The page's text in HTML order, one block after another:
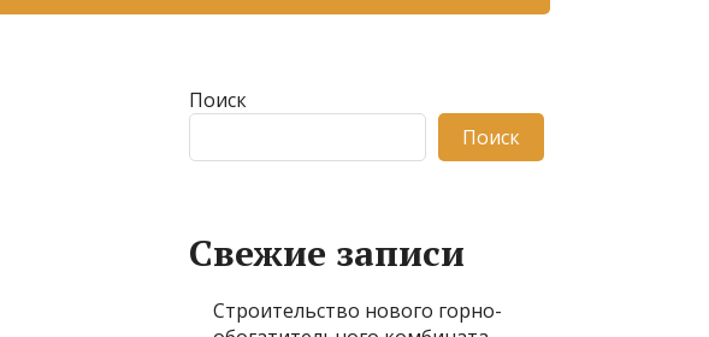
Поиск
Поиск
Свежие записи
Строительство нового горно-